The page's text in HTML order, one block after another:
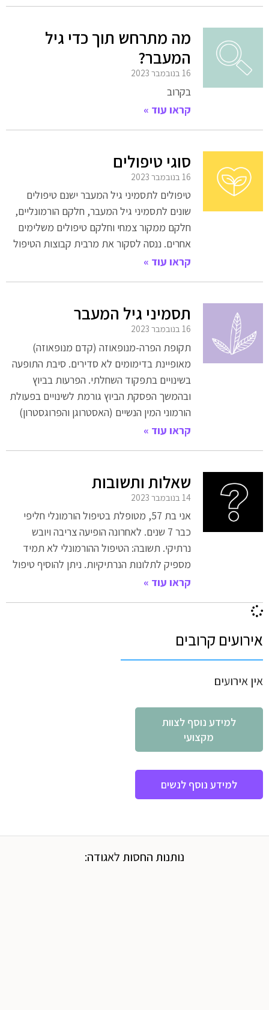
מה מתרחש תוך כדי גיל
המעבר?
16 בנובמבר 2023
בקרוב
קראו עוד »
סוגי טיפולים
16 בנובמבר 2023
טיפולים לתסמיני גיל המעבר ישנם טיפולים
שונים לתסמיני גיל המעבר, חלקם הורמונליים,
חלקם ממקור צמחי וחלקם טיפולים משלימים
אחרים. ננסה לסקור את מרבית קבוצות הטיפול
קראו עוד »
תסמיני גיל המעבר
16 בנובמבר 2023
תקופת הפרה-מנופאוזה (קדם מנופאוזה)
מאופיינת בדימומים לא סדירים. סיבת התופעה
בשינויים בתפקוד השחלתי. הפרעות בביוץ
ובהמשך הפסקת הביוץ גורמת לשינויים בפעולת
הורמוני המין הנשיים (האסטרוגן והפרוגסטרון)
קראו עוד »
שאלות ותשובות
14 בנובמבר 2023
אני בת 57, מטופלת בטיפול הורמונלי חליפי
כבר 7 שנים. לאחרונה הופיעה צריבה ויובש
נרתיקי. תשובה: הטיפול ההורמונלי לא תמיד
מספיק לתלונות הנרתיקיות. ניתן להוסיף טיפול
קראו עוד »
אירועים קרובים
אין אירועים
למידע נוסף לצוות
מקצועי
למידע נוסף לנשים
נותנות החסות לאגודה: